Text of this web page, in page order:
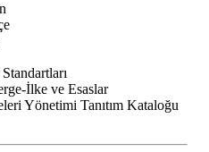
İlke ve Esaslar
Yönetimi Tanıtım Kataloğu